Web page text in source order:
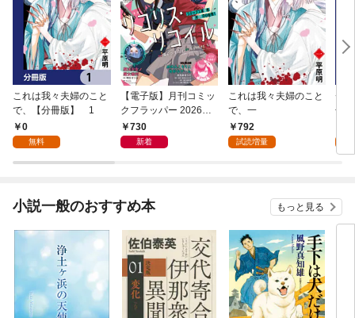
これは我々夫婦のこと
で、【分冊版】 1
0
無料
【電子版】月刊コミッ
クフラッパー 2026年9
月号730
新着
これは我々夫婦のこと
で、一
792
試読増量
チ
冊
小説一般のおすすめ本 もっと見る